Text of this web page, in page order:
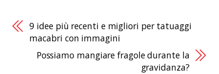
9 idee più recenti e migliori per tatuaggi
macabri con immagini
Possiamo mangiare fragole durante la
gravidanza?